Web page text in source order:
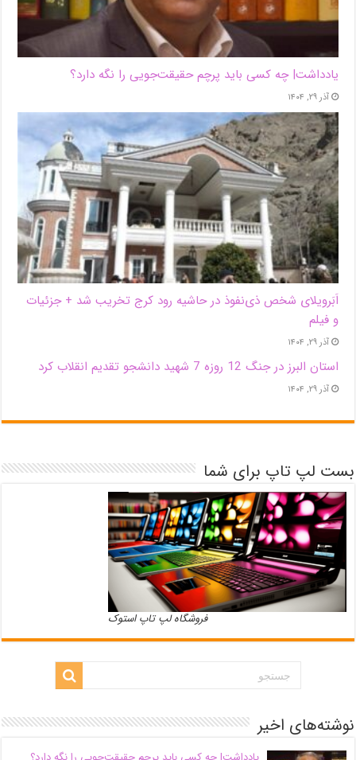
یادداشت| ‌چه کسی باید پرچم حقیقت‌جویی را نگه دارد؟
آذر ۲۹, ۱۴۰۴
اَبَر‌ویلای شخص ذی‌نفوذ در حاشیه‌ رود کرج تخریب شد + جزئیات
و فیلم
آذر ۲۹, ۱۴۰۴
استان البرز در جنگ 12 روزه 7 شهید دانشجو تقدیم انقلاب کرد
آذر ۲۹, ۱۴۰۴
بست لپ تاپ برای شما
فروشگاه لپ تاپ استوک
نوشته‌های اخیر